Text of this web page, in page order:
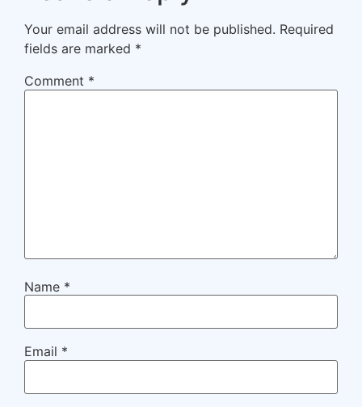
Your email address will not be published. Required
fields are marked *
Comment *
Name *
Email *